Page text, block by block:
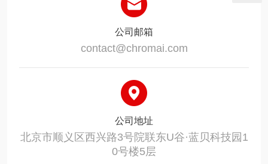
公司邮箱
contact@chromai.com
公司地址
北京市顺义区西兴路3号院联东U谷·蓝贝科技园1
0号楼5层